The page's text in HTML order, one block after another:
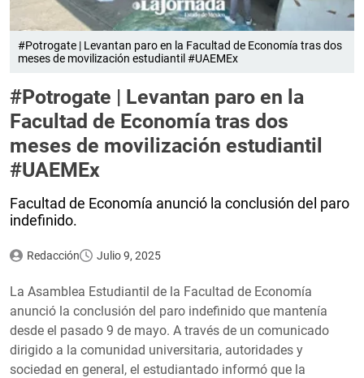
#Potrogate | Levantan paro en la Facultad de Economía tras dos
meses de movilización estudiantil #UAEMEx
#Potrogate | Levantan paro en la
Facultad de Economía tras dos
meses de movilización estudiantil
#UAEMEx
Facultad de Economía anunció la conclusión del paro
indefinido.
Redacción Julio 9, 2025
La Asamblea Estudiantil de la Facultad de Economía
anunció la conclusión del paro indefinido que mantenía
desde el pasado 9 de mayo. A través de un comunicado
dirigido a la comunidad universitaria, autoridades y
sociedad en general, el estudiantado informó que la